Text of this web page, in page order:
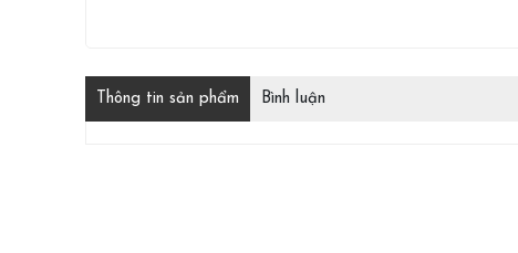
Thông tin sản phẩm Bình luận